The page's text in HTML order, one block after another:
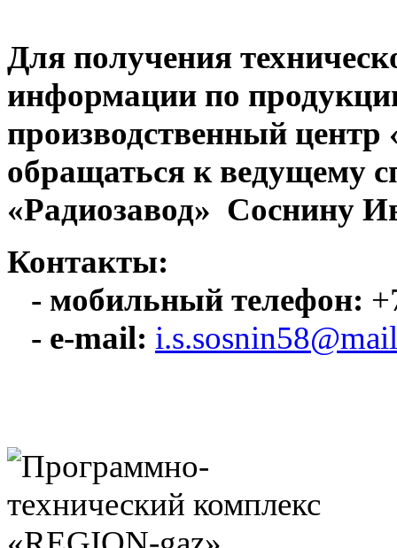
Для получения
информации по
производственный
обращаться к ведущему
«Радиозавод» Соснину
Контакты:
- мобильный телефон:
- e-mail: